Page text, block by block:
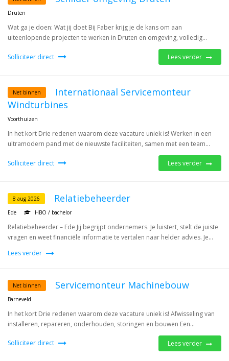
Druten
Wat ga je doen: Wat jij doet Bij Faber krijg je de kans om aan
uiteenlopende projecten te werken in Druten en omgeving, volledig...
Solliciteer direct Lees verder
Net binnen
Internationaal Servicemonteur
Windturbines
Voorthuizen
In het kort Drie redenen waarom deze vacature uniek is! Werken in een
ultramodern pand met de nieuwste faciliteiten, samen met een team...
Solliciteer direct Lees verder
8 aug 2026 Relatiebeheerder
Ede HBO / bachelor
Relatiebeheerder – Ede Jij begrijpt ondernemers. Je luistert, stelt de juiste
vragen en weet financiële informatie te vertalen naar helder advies. Je...
Lees verder
Net binnen Servicemonteur Machinebouw
Barneveld
In het kort Drie redenen waarom deze vacature uniek is! Afwisseling van
installeren, repareren, onderhouden, storingen en bouwen Een...
Solliciteer direct Lees verder